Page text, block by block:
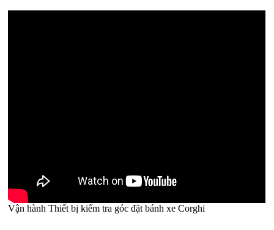
Vận hành Thiết bị kiểm tra góc đặt bánh xe Corghi